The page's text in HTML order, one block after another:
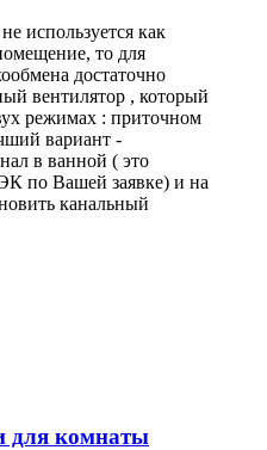
используется как
то для
достаточно
вентилятор , который
режимах : приточном
вариант -
в ванной ( это
по Вашей заявке) и на
канальный
для комнаты